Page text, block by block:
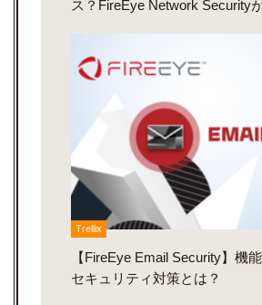
ス？FireEye Network Security
Trellix
【FireEye Email Security】機
セキュリティ対策とは？